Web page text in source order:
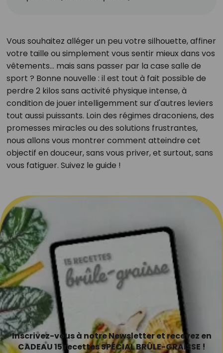
Vous souhaitez alléger un peu votre silhouette, affiner
votre taille ou simplement vous sentir mieux dans vos
vêtements… mais sans passer par la case salle de
sport ? Bonne nouvelle : il est tout à fait possible de
perdre 2 kilos sans activité physique intense, à
condition de jouer intelligemment sur d'autres leviers
tout aussi puissants. Loin des régimes draconiens, des
promesses miracles ou des solutions frustrantes,
nous allons vous montrer comment atteindre cet
objectif en douceur, sans vous priver, et surtout, sans
vous fatiguer. Suivez le guide !
Inscrivez-vous à notre Newsletter et recevez en
CADEAU 15 recettes SPÉCIAL BRÛLE-GRAISSE !